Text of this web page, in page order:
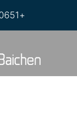
+86-18058580651